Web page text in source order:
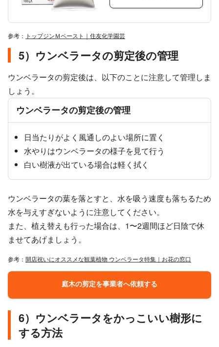
参考： トップジンＭペースト｜住友化学園芸
5）ウンベラータの剪定後の管理
ウンベラータの剪定後は、以下のことに注意して管理しま
しょう。
ウンベラータの剪定後の管理
日当たりがよく風通しのよい場所に置く
水やりはウンベラータの様子を見て行う
白い樹液が出ている場合は軽く拭く
ウンベラータの葉を落とすと、水を吸う速度も落ちるため
水を与えすぎないように注意してください。
また、植え替えも行った場合は、1〜2週間ほど日陰で休
ませてあげましょう。
参考： 開店祝いにオススメな観葉植物 ウンベラータ特集｜お花の窓口
庭木の剪定を事業者へ依頼する
6）ウンベラータをかっこいい樹形に
する方法